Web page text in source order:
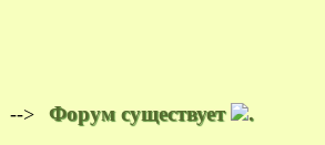
--> Форум существует .